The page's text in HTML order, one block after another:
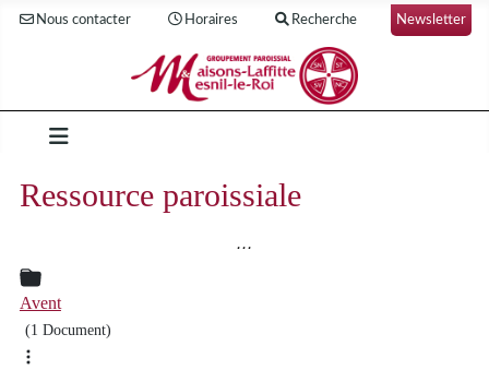
Nous contacter Horaires Recherche Newsletter
Ressource paroissiale
...
Avent
(1 Document)